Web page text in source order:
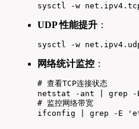
sysctl -w
UDP 性能提升 ：
sysctl -w
网络统计监控 ：
# 查看TCP连接状态
netstat -ant | grep -E
# 监控网络带宽
ifconfig | grep -E